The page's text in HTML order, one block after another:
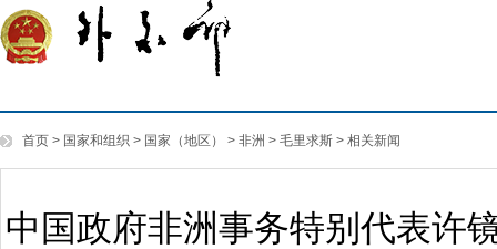
首页 > 国家和组织 > 国家（地区） > 非洲 > 毛里求斯 > 相关新闻
中国政府非洲事务特别代表许